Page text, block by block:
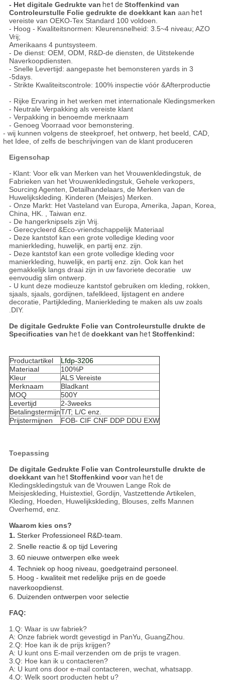
- Het digitale Gedrukte van het de Stoffenkind van
Controleurstulle Folie gedrukte de doekkant kan aan het
vereiste van OEKO-Tex Standard 100 voldoen.
- Hoog - Kwaliteitsnormen: Kleurensnelheid: 3.5~4 niveau; AZO
Vrij;
Amerikaans 4 puntsysteem.
- De dienst: OEM, ODM, R&D-de diensten, de Uitstekende
Naverkoopdiensten.
- Snelle Levertijd: aangepaste het bemonsteren yards in 3
-5days.
- Strikte Kwaliteitscontrole: 100% inspectie vóór &Afterproductie
- Rijke Ervaring in het werken met internationale Kledingsmerken
- Neutrale Verpakking als vereiste klant
- Verpakking in benoemde merknaam
- Genoeg Voorraad voor bemonstering.
- wij kunnen volgens de steekproef, het ontwerp, het beeld, CAD,
het Idee, of zelfs de beschrijvingen van de klant produceren
Eigenschap
- Klant: Voor elk van Merken van het Vrouwenkledingstuk, de
Fabrieken van het Vrouwenkledingstuk, Gehele verkopers,
Sourcing Agenten, Detailhandelaars, de Merken van de
Huwelijkskleding. Kinderen (Meisjes) Merken.
- Onze Markt: Het Vasteland van Europa, Amerika, Japan, Korea,
China, HK. , Taiwan enz.
- De hangerknipsels zijn Vrij.
- Gerecycleerd &Eco-vriendschappelijk Materiaal
- Deze kantstof kan een grote volledige kleding voor
manierkleding, huwelijk, en partij enz. zijn.
- Deze kantstof kan een grote volledige kleding voor
manierkleding, huwelijk, en partij enz. zijn. Ook kan het
gemakkelijk langs draai zijn in uw favoriete decoratie uw
eenvoudig slim ontwerp.
- U kunt deze modieuze kantstof gebruiken om kleding, rokken,
sjaals, sjaals, gordijnen, tafelkleed, lijstagent en andere
decoratie, Partijkleding, Manierkleding te maken als uw zoals
.DIY.
De digitale Gedrukte Folie van Controleurstulle drukte de
Specificaties van het de doekkant van het Stoffenkind:
Productartikel
Lfdp-3206
Materiaal
100%P
Kleur
ALS Vereiste
Merknaam
Bladkant
MOQ
500Y
Levertijd
2-3weeks
BetalingstermijnT/T; L/C enz.
Prijstermijnen
FOB- CIF CNF DDP DDU EXW
Toepassing
De digitale Gedrukte Folie van Controleurstulle drukte de
doekkant van het Stoffenkind voorvan het de
Kledingskledingstuk van de Vrouwen Lange Rok de
Meisjeskleding, Huistextiel, Gordijn, Vastzettende Artikelen,
Kleding, Hoeden, Huwelijkskleding, Blouses, zelfs Mannen
Overhemd, enz.
Waarom kies ons?
1. Sterker Professioneel R&D-team.
2. Snelle reactie & op tijd Levering
3. 60 nieuwe ontwerpen elke week
4. Techniek op hoog niveau, goedgetraind personeel.
5. Hoog - kwaliteit met redelijke prijs en de goede
naverkoopdienst.
6. Duizenden ontwerpen voor selectie
FAQ:
1.Q: Waar is uw fabriek?
A: Onze fabriek wordt gevestigd in PanYu, GuangZhou.
2.Q: Hoe kan ik de prijs krijgen?
A: U kunt ons E-mail verzenden om de prijs te vragen.
3.Q: Hoe kan ik u contacteren?
A: U kunt ons door e-mail contacteren, wechat, whatsapp.
4.Q: Welk soort producten hebt u?